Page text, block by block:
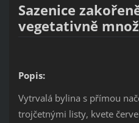
Sazenice
vegetativně
Popis:
Vytrvalá bylina s přímou
trojčetnými listy, kvete